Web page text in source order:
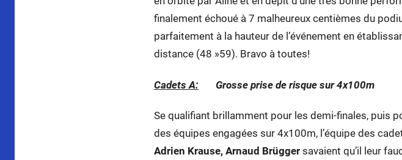
finalement échoué à 7 malheureux centièmes du
parfaitement à la hauteur de l’événement en
distance (48 »59). Bravo à toutes!
Cadets A: Grosse prise de risque sur 4x100m
Se qualifiant brillamment pour les demi-finales, puis
des équipes engagées sur 4x100m, l’équipe des
Adrien Krause, Arnaud Brügger savaient qu’il leur